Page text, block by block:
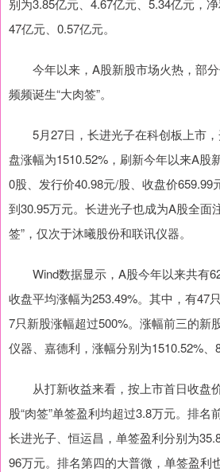
别为3.85亿元、4.67亿元、5.34亿元，
47亿元、0.57亿元。
今年以来，A股新股市场火热，部分
频频诞生“大肉签”。
5月27日，长进光子在科创板上市，
盘涨幅为1510.52%，刷新今年以来A股
0股、发行价40.98元/股、收盘价659.99
到30.95万元。长进光子也成为A股全面
签”，仅次于沐曦股份和联讯仪器。
Wind数据显示，A股今年以来共有
收盘平均涨幅为253.49%。其中，有47
7只新股涨幅超过500%。涨幅前三的新
仪器、嘉德利，涨幅分别为1510.52%、
从打新收益来看，按上市首日收盘
股“肉签”单签盈利均超过3.8万元。排名
长进光子、恒运昌，单签盈利分别为
96万元。排名第四的大普微，单签盈利